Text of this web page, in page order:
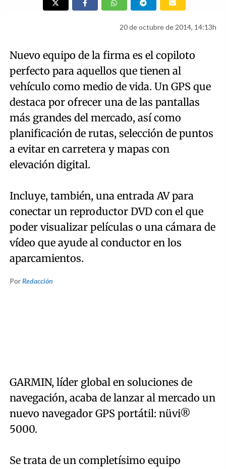
20 de octubre de 2014, 14:13h
Nuevo equipo de la firma es el copiloto
perfecto para aquellos que tienen al
vehículo como medio de vida. Un GPS que
destaca por ofrecer una de las pantallas
más grandes del mercado, así como
planificación de rutas, selección de puntos
a evitar en carretera y mapas con
elevación digital.
Incluye, también, una entrada AV para
conectar un reproductor DVD con el que
poder visualizar películas o una cámara de
vídeo que ayude al conductor en los
aparcamientos.
PorRedacción
GARMIN, líder global en soluciones de
navegación, acaba de lanzar al mercado un
nuevo navegador GPS portátil: nüvi®
5000.
Se trata de un completísimo equipo